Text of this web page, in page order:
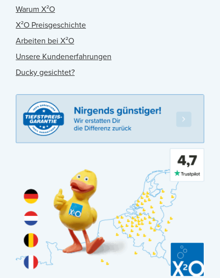
Warum X²O
X²O Preisgeschichte
Arbeiten bei X²O
Unsere Kundenerfahrungen
Ducky gesichtet?